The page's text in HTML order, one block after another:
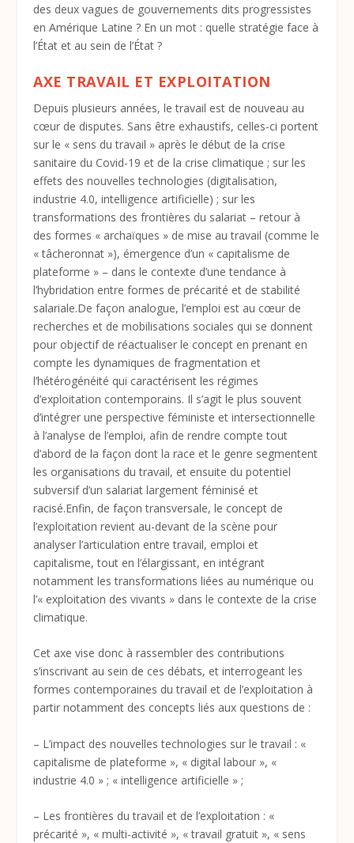
des deux vagues de gouvernements dits progressistes
en Amérique Latine ? En un mot : quelle stratégie face à
l’État et au sein de l’État ?
AXE TRAVAIL ET EXPLOITATION
Depuis plusieurs années, le travail est de nouveau au
cœur de disputes. Sans être exhaustifs, celles-ci portent
sur le « sens du travail » après le début de la crise
sanitaire du Covid-19 et de la crise climatique ; sur les
effets des nouvelles technologies (digitalisation,
industrie 4.0, intelligence artificielle) ; sur les
transformations des frontières du salariat – retour à
des formes « archaïques » de mise au travail (comme le
« tâcheronnat »), émergence d’un « capitalisme de
plateforme » – dans le contexte d’une tendance à
l’hybridation entre formes de précarité et de stabilité
salariale.De façon analogue, l’emploi est au cœur de
recherches et de mobilisations sociales qui se donnent
pour objectif de réactualiser le concept en prenant en
compte les dynamiques de fragmentation et
l’hétérogénéité qui caractérisent les régimes
d’exploitation contemporains. Il s’agit le plus souvent
d’intégrer une perspective féministe et intersectionnelle
à l’analyse de l’emploi, afin de rendre compte tout
d’abord de la façon dont la race et le genre segmentent
les organisations du travail, et ensuite du potentiel
subversif d’un salariat largement féminisé et
racisé.Enfin, de façon transversale, le concept de
l’exploitation revient au-devant de la scène pour
analyser l’articulation entre travail, emploi et
capitalisme, tout en l’élargissant, en intégrant
notamment les transformations liées au numérique ou
l’« exploitation des vivants » dans le contexte de la crise
climatique.
Cet axe vise donc à rassembler des contributions
s’inscrivant au sein de ces débats, et interrogeant les
formes contemporaines du travail et de l’exploitation à
partir notamment des concepts liés aux questions de :
– L’impact des nouvelles technologies sur le travail : «
capitalisme de plateforme », « digital labour », «
industrie 4.0 » ; « intelligence artificielle » ;
– Les frontières du travail et de l’exploitation : «
précarité », « multi-activité », « travail gratuit », « sens